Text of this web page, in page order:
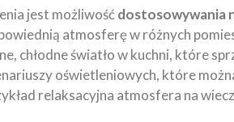
jest możliwośćdostosowywania
atmosferę w różnych
chłodne światło w kuchni, które
oświetleniowych, które
relaksacyjna atmosfera na